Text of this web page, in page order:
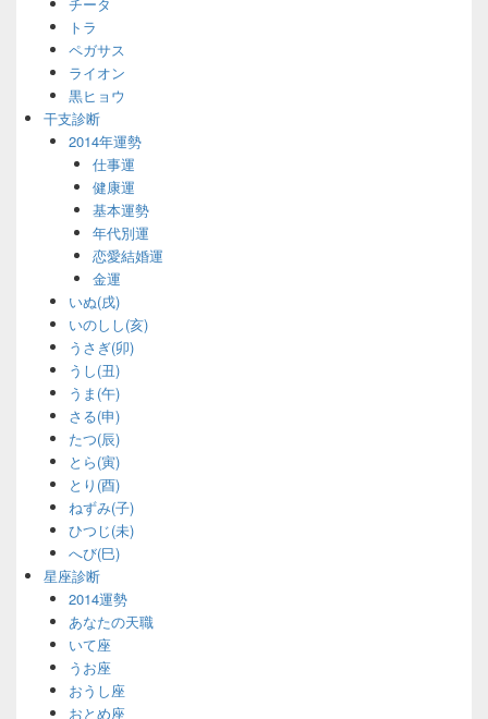
トラ
ペガサス
ライオン
黒ヒョウ
干支診断
2014年運勢
仕事運
健康運
基本運勢
年代別運
恋愛結婚運
金運
いぬ(戌)
いのしし(亥)
うさぎ(卯)
うし(丑)
うま(午)
さる(申)
たつ(辰)
とら(寅)
とり(酉)
ねずみ(子)
ひつじ(未)
へび(巳)
星座診断
2014運勢
あなたの天職
いて座
うお座
おうし座
おとめ座